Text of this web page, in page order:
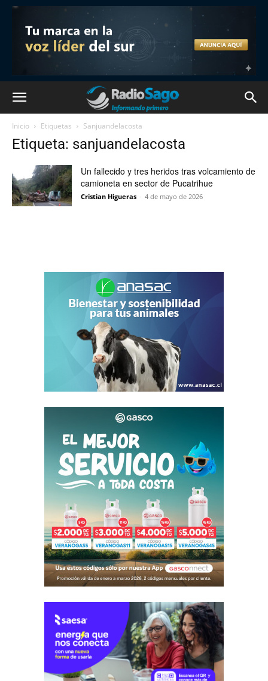
Inicio Etiquetas Sanjuandelacosta
Etiqueta: sanjuandelacosta
Un fallecido y tres heridos tras volcamiento de
camioneta en sector de Pucatrihue
Cristian Higueras - 4 de mayo de 2026